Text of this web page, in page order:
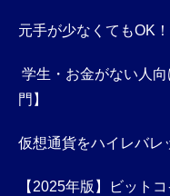
元手が少なくてもOK
学生・お金がない人
門】
仮想通貨をハイレバレ
【2025年版】ビット